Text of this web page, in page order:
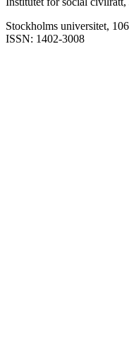
Stockholms universitet,
ISSN: 1402-3008